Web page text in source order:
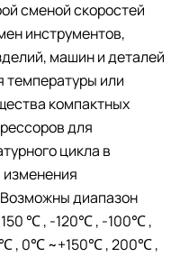
сменой скоростей
инструментов,
машин и деталей
температуры или
компактных
для
цикла в
диапазон
℃ , -120℃ , -100℃ ,
, 0℃ ~+150℃ , 200℃ ,